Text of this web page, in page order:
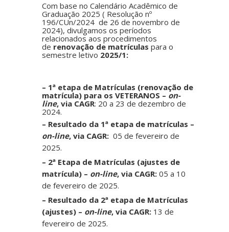
Com base no Calendário Acadêmico de
Graduação 2025 ( Resolução nº
196/CUn/2024 de 26 de novembro de
2024), divulgamos os períodos
relacionados aos procedimentos
de renovação de matrículas para o
semestre letivo 2025/1:
– 1ª etapa de Matrículas (renovação de
matrícula) para os VETERANOS – on-
line, via CAGR: 20 a 23 de dezembro de
2024.
– Resultado da 1ª etapa de matrículas –
on-line, via CAGR: 05 de fevereiro de
2025.
– 2ª Etapa de Matrículas (ajustes de
matrícula) – on-line, via CAGR:05 a 10
de fevereiro de 2025.
– Resultado da 2ª etapa de Matrículas
(ajustes) – on-line, via CAGR: 13 de
fevereiro de 2025.